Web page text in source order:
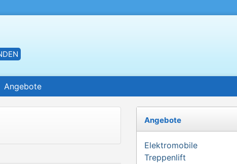
Angebote
Angebote
Elektromobile
Treppenlift